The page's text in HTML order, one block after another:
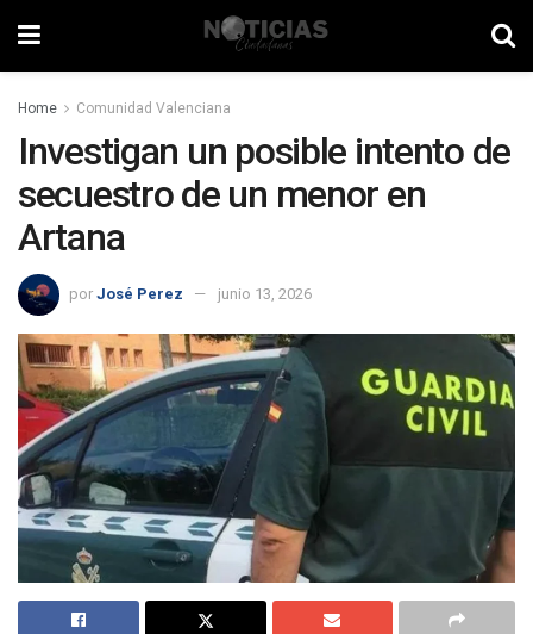
Home Comunidad Valenciana
Investigan un posible intento de
secuestro de un menor en
Artana
por José Perez junio 13, 2026